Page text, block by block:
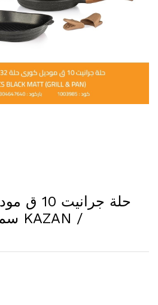
سم + جريل+ مقلاية KAZAN /